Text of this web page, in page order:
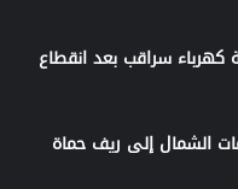
سراقب بعد انقطاع